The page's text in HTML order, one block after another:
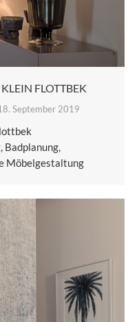
FLOTTBEK
September 2019
Möbelgestaltung